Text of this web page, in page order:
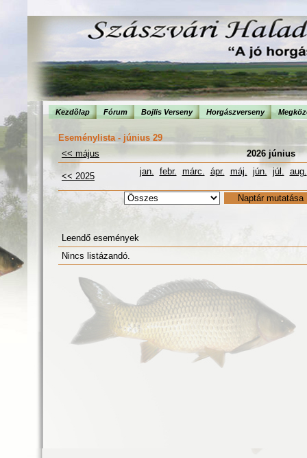
Kezdõlap Fórum Bojlis Verseny Horgászverseny
Eseménylista - június 29
<< május
2026 június
<< 2025 jan. febr. márc. ápr. máj. jún. júl. aug.
Leendő események
Nincs listázandó.